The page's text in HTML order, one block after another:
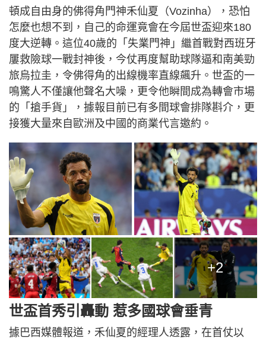
頓成自由身的佛得角門神禾仙夏（Vozinha），恐怕
怎麼也想不到，自己的命運竟會在今屆世盃迎來180
度大逆轉。這位40歲的「失業門神」繼首戰對西班牙
屢救險球一戰封神後，今仗再度幫助球隊逼和南美勁
旅烏拉圭，令佛得角的出線機率直線飆升。世盃的一
鳴驚人不僅讓他聲名大噪，更令他瞬間成為轉會市場
的「搶手貨」，據報目前已有多間球會排隊斟介，更
接獲大量來自歐洲及中國的商業代言邀約。
+2
世盃首秀引轟動 惹多國球會垂青
據巴西媒體報道，禾仙夏的經理人透露，在首仗以